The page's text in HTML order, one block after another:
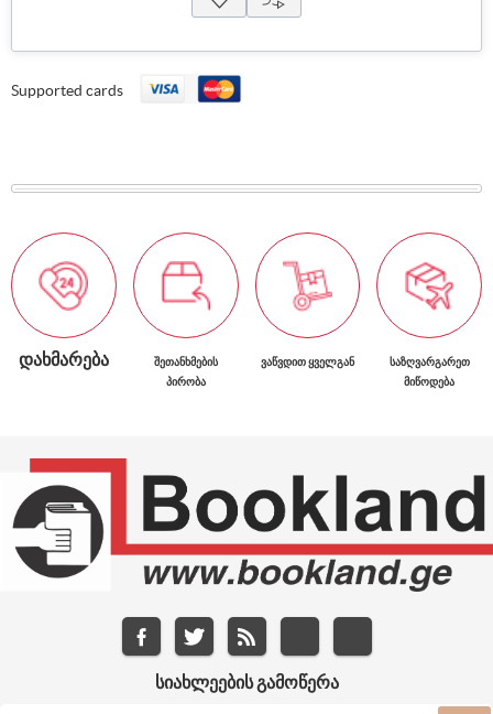
Supported cards
ᲓᲐᲮᲛᲐᲠᲔᲑᲐ
ᲨᲔᲗᲐᲜᲮᲛᲔᲑᲘᲡ
ᲞᲘᲠᲝᲑᲐ
ᲕᲐᲬᲕᲓᲘᲗ ᲧᲕᲔᲚᲒᲐᲜ
ᲡᲐᲖᲦᲕᲐᲠᲒᲐᲠᲔᲗ
ᲛᲘᲬᲝᲓᲔᲑᲐ
ᲡᲘᲐᲮᲚᲔᲔᲑᲘᲡ ᲒᲐᲛᲝᲬᲔᲠᲐ